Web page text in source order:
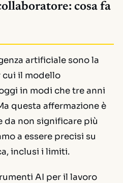
cosa fa
artificiale sono la
cui il modello
in modi che tre anni
questa affermazione è
da non significare più
a essere precisi su
inclusi i limiti.
AI per il lavoro